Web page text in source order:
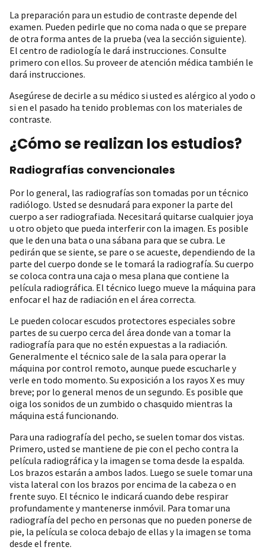
La preparación para un estudio de contraste depende del
examen. Pueden pedirle que no coma nada o que se prepare
de otra forma antes de la prueba (vea la sección siguiente).
El centro de radiología le dará instrucciones. Consulte
primero con ellos. Su proveer de atención médica también le
dará instrucciones.
Asegúrese de decirle a su médico si usted es alérgico al yodo o
si en el pasado ha tenido problemas con los materiales de
contraste.
¿Cómo se realizan los estudios?
Radiografías convencionales
Por lo general, las radiografías son tomadas por un técnico
radiólogo. Usted se desnudará para exponer la parte del
cuerpo a ser radiografiada. Necesitará quitarse cualquier joya
u otro objeto que pueda interferir con la imagen. Es posible
que le den una bata o una sábana para que se cubra. Le
pedirán que se siente, se pare o se acueste, dependiendo de la
parte del cuerpo donde se le tomará la radiografía. Su cuerpo
se coloca contra una caja o mesa plana que contiene la
película radiográfica. El técnico luego mueve la máquina para
enfocar el haz de radiación en el área correcta.
Le pueden colocar escudos protectores especiales sobre
partes de su cuerpo cerca del área donde van a tomar la
radiografía para que no estén expuestas a la radiación.
Generalmente el técnico sale de la sala para operar la
máquina por control remoto, aunque puede escucharle y
verle en todo momento. Su exposición a los rayos X es muy
breve; por lo general menos de un segundo. Es posible que
oiga los sonidos de un zumbido o chasquido mientras la
máquina está funcionando.
Para una radiografía del pecho, se suelen tomar dos vistas.
Primero, usted se mantiene de pie con el pecho contra la
película radiográfica y la imagen se toma desde la espalda.
Los brazos estarán a ambos lados. Luego se suele tomar una
vista lateral con los brazos por encima de la cabeza o en
frente suyo. El técnico le indicará cuando debe respirar
profundamente y mantenerse inmóvil. Para tomar una
radiografía del pecho en personas que no pueden ponerse de
pie, la película se coloca debajo de ellas y la imagen se toma
desde el frente.